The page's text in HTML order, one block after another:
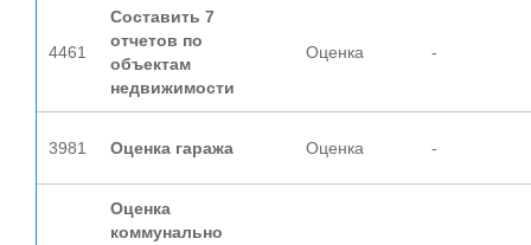
4461
Составить 7
отчетов по
объектам
недвижимости
Оценка -
3981 Оценка гаража Оценка -
Оценка
коммунально